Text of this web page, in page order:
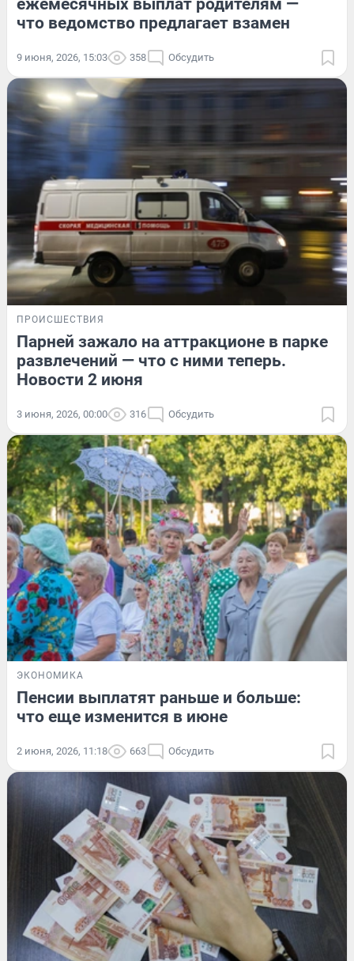
ежемесячных выплат родителям —
что ведомство предлагает взамен
9 июня, 2026, 15:03 358 Обсудить
ПРОИСШЕСТВИЯ
Парней зажало на аттракционе в парке
развлечений — что с ними теперь.
Новости 2 июня
3 июня, 2026, 00:00 316 Обсудить
ЭКОНОМИКА
Пенсии выплатят раньше и больше:
что еще изменится в июне
2 июня, 2026, 11:18 663 Обсудить